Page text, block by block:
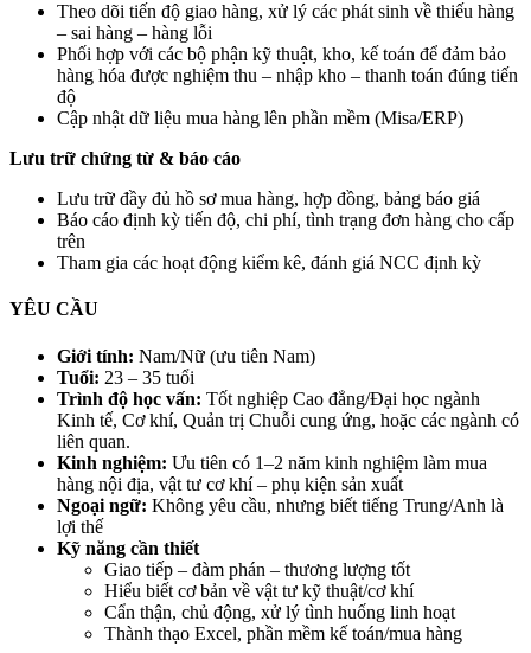
Theo dõi tiến độ giao hàng, xử lý các phát sinh về thiếu hàng
– sai hàng – hàng lỗi
Phối hợp với các bộ phận kỹ thuật, kho, kế toán để đảm bảo
hàng hóa được nghiệm thu – nhập kho – thanh toán đúng tiến
độ
Cập nhật dữ liệu mua hàng lên phần mềm (Misa/ERP)
Lưu trữ chứng từ & báo cáo
Lưu trữ đầy đủ hồ sơ mua hàng, hợp đồng, bảng báo giá
Báo cáo định kỳ tiến độ, chi phí, tình trạng đơn hàng cho cấp
trên
Tham gia các hoạt động kiểm kê, đánh giá NCC định kỳ
YÊU CẦU
Giới tính: Nam/Nữ (ưu tiên Nam)
Tuổi: 23 – 35 tuổi
Trình độ học vấn: Tốt nghiệp Cao đẳng/Đại học ngành
Kinh tế, Cơ khí, Quản trị Chuỗi cung ứng, hoặc các ngành có
liên quan.
Kinh nghiệm: Ưu tiên có 1–2 năm kinh nghiệm làm mua
hàng nội địa, vật tư cơ khí – phụ kiện sản xuất
Ngoại ngữ: Không yêu cầu, nhưng biết tiếng Trung/Anh là
lợi thế
Kỹ năng cần thiết
Giao tiếp – đàm phán – thương lượng tốt
Hiểu biết cơ bản về vật tư kỹ thuật/cơ khí
Cẩn thận, chủ động, xử lý tình huống linh hoạt
Thành thạo Excel, phần mềm kế toán/mua hàng